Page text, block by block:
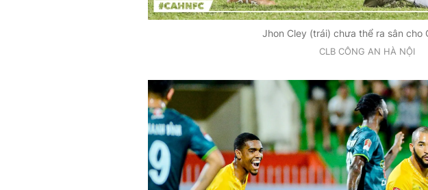
Jhon Cley (trái) chưa thể ra sân cho
CLB CÔNG AN HÀ NỘI